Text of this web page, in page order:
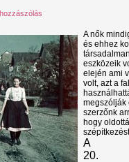
A nők
és ehhez
eszközeik
elején ami
volt, azt a
megszólják
szerzőnk
hogy
A
20.